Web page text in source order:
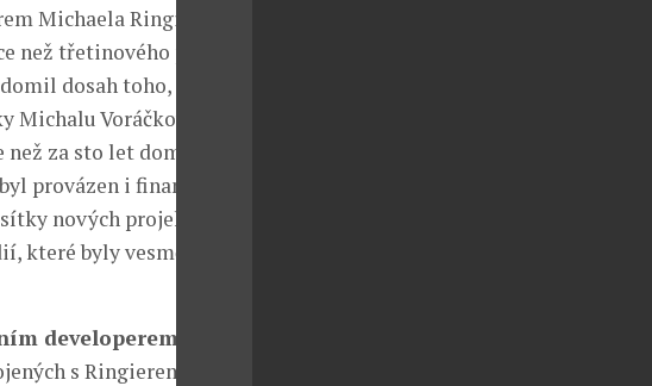
Michaela Ringiera. Za
než třetinového podílu
dosah toho, co
Michalu Voráčkovi
za sto let doma,
provázen i finančním
nových projektů na
které byly vesměs
developerem.
s Ringierem jsem